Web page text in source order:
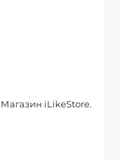
Магазин iLikeStore.